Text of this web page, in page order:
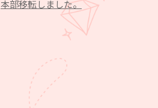
本部移転しました。